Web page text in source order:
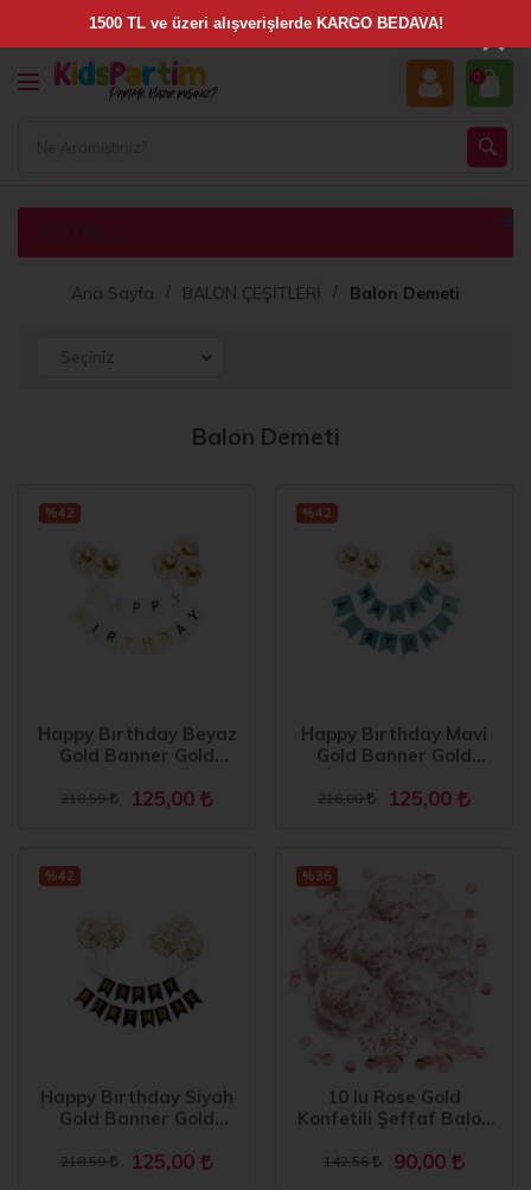
0
FILTRELE
Ana Sayfa BALON ÇEŞİTLERİ Balon Demeti
Balon Demeti
Happy Bırthday Beyaz
Gold Banner Gold
Seti
218,59 125,00
%42
Happy Bırthday Mavi
Gold Banner Gold
Seti
216,00 125,00
%42
Happy Bırthday Siyah
Gold Banner Gold
Seti
218,59 125,00
%42
10 lu Rose Gold
Konfetili Şeffaf Balon
142,56 90,00
%36
×